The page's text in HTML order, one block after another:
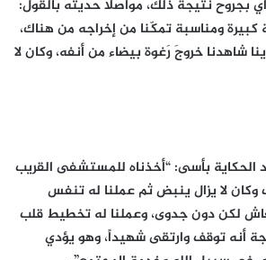
نتيجة ذلك، مواصلاً حديثه بالقول:
ومناسبة تمكّنا من إخراجه من هناك،
شاهدنا خروجَ رَغوة بيضاء من أنفه، وكان لا
بأسى: “أخذناه للمستشفى القريب
لا يزال ينبض ثم عملنا له تنفس
لكن دون جدوى، وعملنا له تخطيط قلب
أنه توقف وارتقى شهيداً، وهو يؤدي